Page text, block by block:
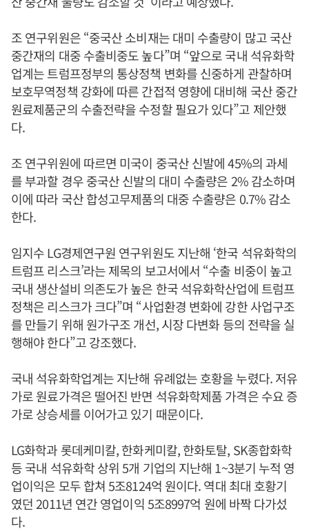
조 연구위원은 “중국산 소비재는 대미 수출량이 많고 국산
중간재의 대중 수출비중도 높다”며 “앞으로 국내 석유화학
업계는 트럼프정부의 통상정책 변화를 신중하게 관찰하며
보호무역정책 강화에 따른 간접적 영향에 대비해 국산 중간
원료제품군의 수출전략을 수정할 필요가 있다”고 제안했
다.
조 연구위원에 따르면 미국이 중국산 신발에 45%의 과세
를 부과할 경우 중국산 신발의 대미 수출량은 2% 감소하며
이에 따라 국산 합성고무제품의 대중 수출량은 0.7% 감소
한다.
임지수 LG경제연구원 연구위원도 지난해 ‘한국 석유화학의
트럼프 리스크’라는 제목의 보고서에서 “수출 비중이 높고
국내 생산설비 의존도가 높은 한국 석유화학산업에 트럼프
정책은 리스크가 크다”며 “사업환경 변화에 강한 사업구조
를 만들기 위해 원가구조 개선, 시장 다변화 등의 전략을 실
행해야 한다”고 강조했다.
국내 석유화학업계는 지난해 유례없는 호황을 누렸다. 저유
가로 원료가격은 떨어진 반면 석유화학제품 가격은 수요 증
가로 상승세를 이어가고 있기 때문이다.
LG화학과 롯데케미칼, 한화케미칼, 한화토탈, SK종합화학
등 국내 석유화학 상위 5개 기업의 지난해 1~3분기 누적 영
업이익은 모두 합쳐 5조8124억 원이다. 역대 최대 호황기
였던 2011년 연간 영업이익 5조8997억 원에 바짝 다가섰
다.